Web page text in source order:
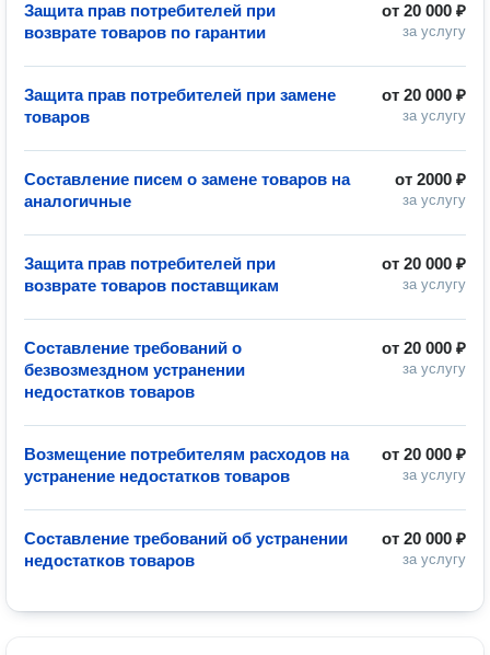
от 20 000 ₽
за услугу
Защита прав потребителей при
возврате товаров по гарантии
от 20 000 ₽
за услугу
Защита прав потребителей при замене
товаров
от 2000 ₽
за услугу
Составление писем о замене товаров на
аналогичные
от 20 000 ₽
за услугу
Защита прав потребителей при
возврате товаров поставщикам
от 20 000 ₽
за услугу
Составление требований о
безвозмездном устранении
недостатков товаров
от 20 000 ₽
за услугу
Возмещение потребителям расходов на
устранение недостатков товаров
от 20 000 ₽
за услугу
Составление требований об устранении
недостатков товаров